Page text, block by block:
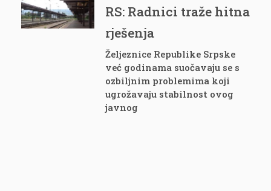
RS: Radnici traže hitna
rješenja
Željeznice Republike Srpske
već godinama suočavaju se s
ozbiljnim problemima koji
ugrožavaju stabilnost ovog
javnog